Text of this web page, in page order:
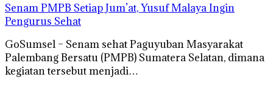
Senam PMPB Setiap Jum’at, Yusuf Malaya Ingin
Pengurus Sehat
GoSumsel – Senam sehat Paguyuban Masyarakat
Palembang Bersatu (PMPB) Sumatera Selatan, dimana
kegiatan tersebut menjadi…